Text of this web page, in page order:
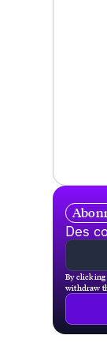
Des
By clicking
withdraw